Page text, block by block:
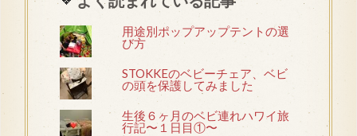
用途別ポップアップテントの選
び方
STOKKEのベビーチェア、ベビ
の頭を保護してみました
生後６ヶ月のベビ連れハワイ旅
行記〜１日目①〜